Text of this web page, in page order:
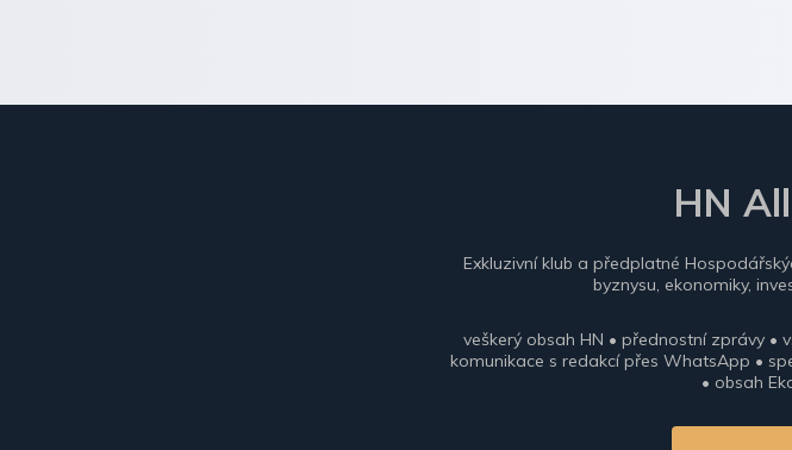
HN
Exkluzivní klub a předplatné
byznysu, ekonomiky,
veškerý obsah HN • přednostní zprávy •
komunikace s redakcí přes WhatsApp •
• obsah